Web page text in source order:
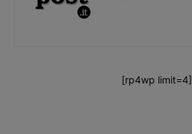
[rp4wp limit=4]